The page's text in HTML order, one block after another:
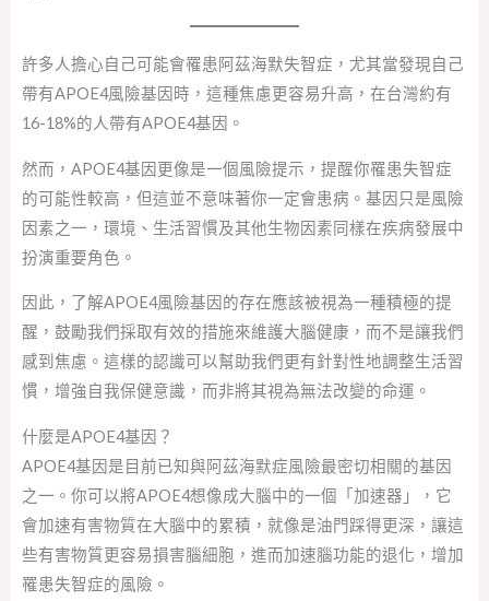
許多人擔心自己可能會罹患阿茲海默失智症，尤其當發現自己
帶有APOE4風險基因時，這種焦慮更容易升高，在台灣約有
16-18%的人帶有APOE4基因。
然而，APOE4基因更像是一個風險提示，提醒你罹患失智症
的可能性較高，但這並不意味著你一定會患病。基因只是風險
因素之一，環境、生活習慣及其他生物因素同樣在疾病發展中
扮演重要角色。
因此，了解APOE4風險基因的存在應該被視為一種積極的提
醒，鼓勵我們採取有效的措施來維護大腦健康，而不是讓我們
感到焦慮。這樣的認識可以幫助我們更有針對性地調整生活習
慣，增強自我保健意識，而非將其視為無法改變的命運。
什麼是APOE4基因？
APOE4基因是目前已知與阿茲海默症風險最密切相關的基因
之一。你可以將APOE4想像成大腦中的一個「加速器」，它
會加速有害物質在大腦中的累積，就像是油門踩得更深，讓這
些有害物質更容易損害腦細胞，進而加速腦功能的退化，增加
罹患失智症的風險。